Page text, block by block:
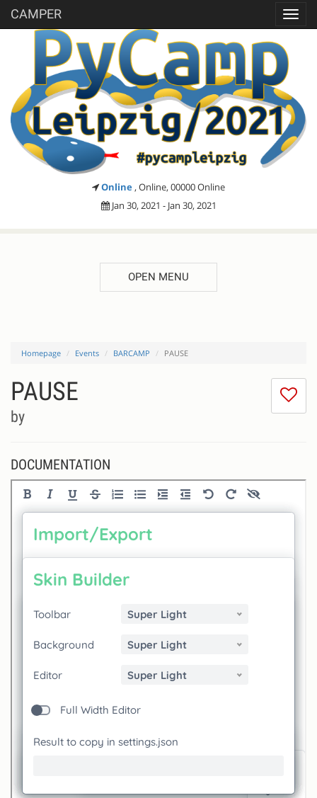
CAMPER
Online , Online, 00000 Online
Jan 30, 2021 - Jan 30, 2021
OPEN MENU
Homepage Events BARCAMP PAUSE
I
PAUSE
by
DOCUMENTATION